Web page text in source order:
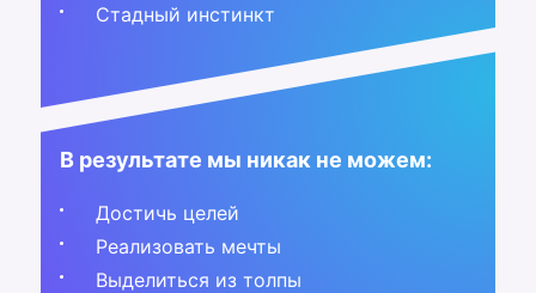
Стадный инстинкт
В результате мы никак не можем:
Достичь целей
Реализовать мечты
Выделиться из толпы